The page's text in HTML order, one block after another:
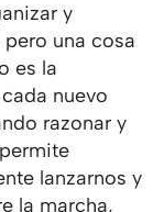
y
una cosa
es la
nuevo
razonar y
lanzarnos y
la marcha,